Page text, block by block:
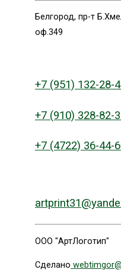
Белгород, пр-т
оф.349
+7 (951) 132-28-
+7 (910) 328-82-
+7 (4722) 36-44-
ООО "АртЛоготип"
Сделано